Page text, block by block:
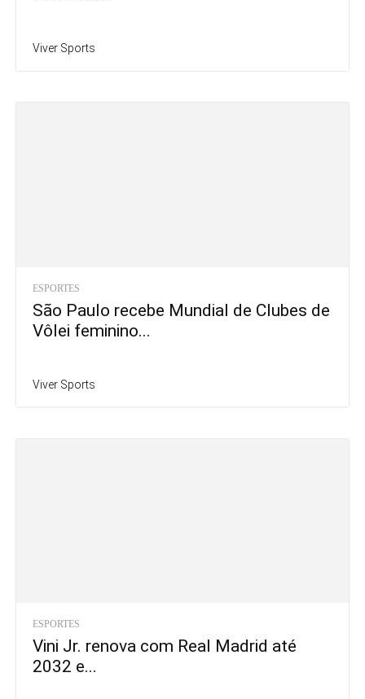
Viver Sports
ESPORTES
São Paulo recebe Mundial de Clubes de
Vôlei feminino...
Viver Sports
ESPORTES
Vini Jr. renova com Real Madrid até
2032 e...